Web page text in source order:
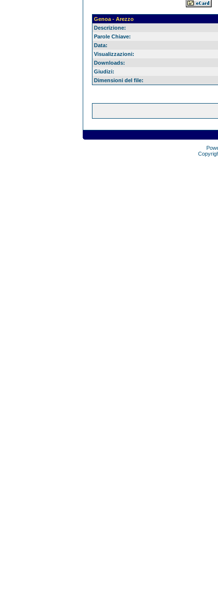
Genoa - Arezzo
Descrizione:
Parole Chiave:
Data:
Visualizzazioni:
Downloads:
Giudizi:
Dimensioni del file: